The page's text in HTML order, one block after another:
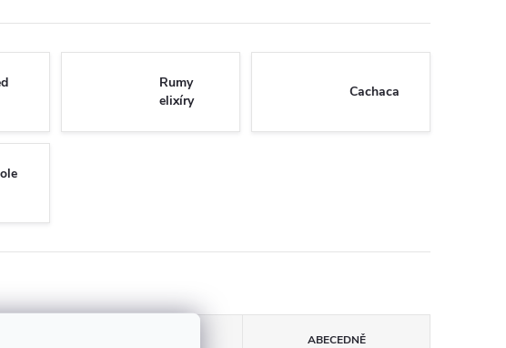
Rumy
elixíry
Cachaca
ABECEDNĚ